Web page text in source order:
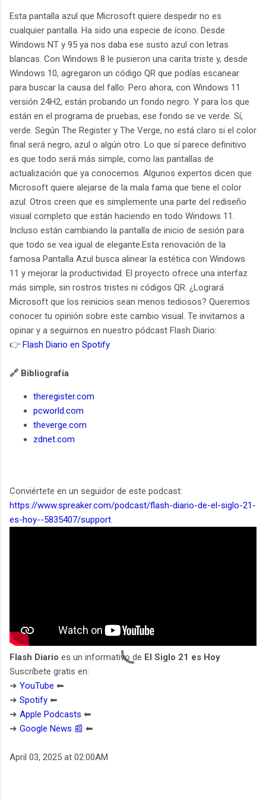
Esta pantalla azul que Microsoft quiere despedir no es
cualquier pantalla. Ha sido una especie de ícono. Desde
Windows NT y 95 ya nos daba ese susto azul con letras
blancas. Con Windows 8 le pusieron una carita triste y, desde
Windows 10, agregaron un código QR que podías escanear
para buscar la causa del fallo. Pero ahora, con Windows 11
versión 24H2, están probando un fondo negro. Y para los que
están en el programa de pruebas, ese fondo se ve verde. Sí,
verde. Según The Register y The Verge, no está claro si el color
final será negro, azul o algún otro. Lo que sí parece definitivo
es que todo será más simple, como las pantallas de
actualización que ya conocemos. Algunos expertos dicen que
Microsoft quiere alejarse de la mala fama que tiene el color
azul. Otros creen que es simplemente una parte del rediseño
visual completo que están haciendo en todo Windows 11.
Incluso están cambiando la pantalla de inicio de sesión para
que todo se vea igual de elegante.Esta renovación de la
famosa Pantalla Azul busca alinear la estética con Windows
11 y mejorar la productividad. El proyecto ofrece una interfaz
más simple, sin rostros tristes ni códigos QR. ¿Logrará
Microsoft que los reinicios sean menos tediosos? Queremos
conocer tu opinión sobre este cambio visual. Te invitamos a
opinar y a seguirnos en nuestro pódcast Flash Diario:
👉 Flash Diario en Spotify
🔗 Bibliografía
theregister.com
pcworld.com
theverge.com
zdnet.com
Conviértete en un seguidor de este podcast:
https://www.spreaker.com/podcast/flash-diario-de-el-siglo-21-
es-hoy--5835407/support.
Flash Diario es un informativo de El Siglo 21 es Hoy
Suscríbete gratis en:
➜ YouTube ⬅︎
➜ Spotify ⬅︎
➜ Apple Podcasts ⬅︎
➜ Google News 📰 ⬅︎
April 03, 2025 at 02:00AM